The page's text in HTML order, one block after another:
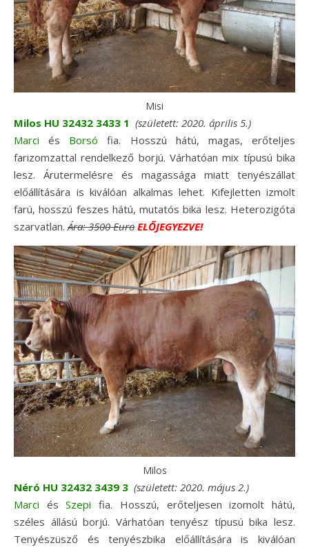
Misi
Milos HU 32432 3433 1 (született: 2020. április 5.)
Marciés Borsó fia. Hosszú hátú, magas, erőteljes
farizomzattal rendelkező borjú. Várhatóan mix típusú bika
lesz. Árutermelésre és magassága miatt tenyészállat
előállítására is kiválóan alkalmas lehet. Kifejletten izmolt
farú, hosszú feszes hátú, mutatós bika lesz. Heterozigóta
szarvatlan. Ára: 3500 Euro ELŐJEGYEZVE!
Milos
Néró HU 32432 3439 3 (született: 2020. május 2.)
Marci ésSzepi fia. Hosszú, erőteljesen izomolt hátú,
széles állású borjú. Várhatóan tenyész típusú bika lesz.
Tenyészüsző és tenyészbika előállítására is kiválóan